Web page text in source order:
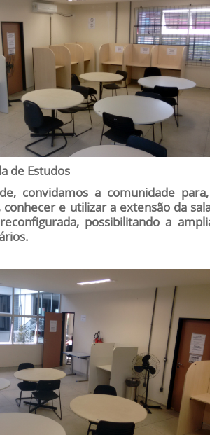
de Estudos
convidamos a comunidade
conhecer e utilizar a extensão da
possibilitando a